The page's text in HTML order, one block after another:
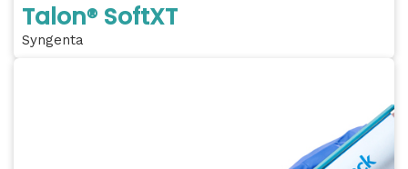
Talon® SoftXT
Syngenta